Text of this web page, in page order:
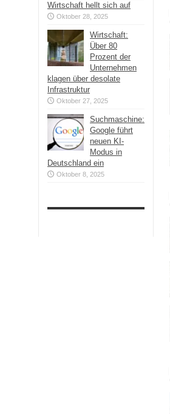
Wirtschaft hellt sich auf
Oktober 28, 2025
Wirtschaft:
Über 80
Prozent der
Unternehmen
klagen über desolate
Infrastruktur
Oktober 27, 2025
Suchmaschine:
Google führt
neuen KI-
Modus in
Deutschland ein
Oktober 8, 2025